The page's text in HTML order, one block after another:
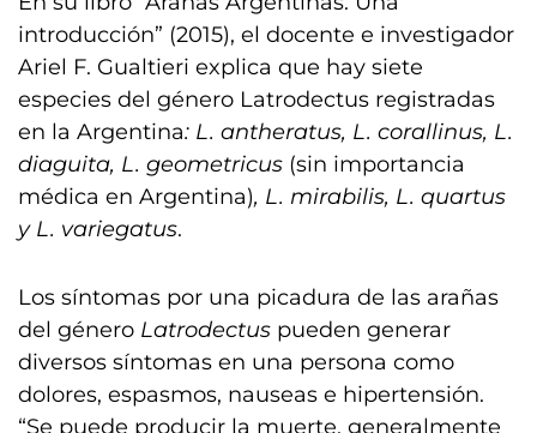
introducción” (2015), el docente e investigador
Ariel F. Gualtieri explica que hay siete
especies del género Latrodectus registradas
en la Argentina: L. antheratus, L. corallinus, L.
diaguita, L. geometricus (sin importancia
médica en Argentina), L. mirabilis, L. quartus
y L. variegatus.
Los síntomas por una picadura de las arañas
del género Latrodectus pueden generar
diversos síntomas en una persona como
dolores, espasmos, nauseas e hipertensión.
“Se puede producir la muerte, generalmente